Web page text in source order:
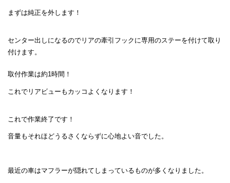
まずは純正を外します！
センター出しになるのでリアの牽引フックに専用のステーを付けて取り
付けます。
取付作業は約1時間！
これでリアビューもカッコよくなります！
これで作業終了です！
音量もそれほどうるさくならずに心地よい音でした。
最近の車はマフラーが隠れてしまっているものが多くなりました。